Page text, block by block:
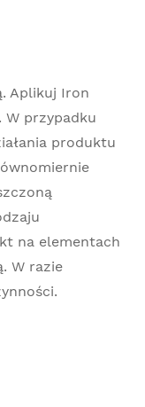
Aplikuj Iron
W przypadku
produktu
na elementach
W razie